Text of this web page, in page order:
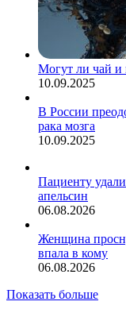
Могут ли чай и
10.09.2025
В России
рака мозга
10.09.2025
Пациенту
апельсин
06.08.2026
Женщина
впала в кому
06.08.2026
Показать больше